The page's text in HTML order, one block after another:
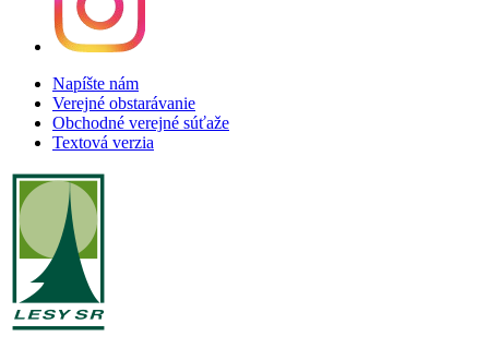
Napíšte nám
Verejné obstarávanie
Obchodné verejné súťaže
Textová verzia